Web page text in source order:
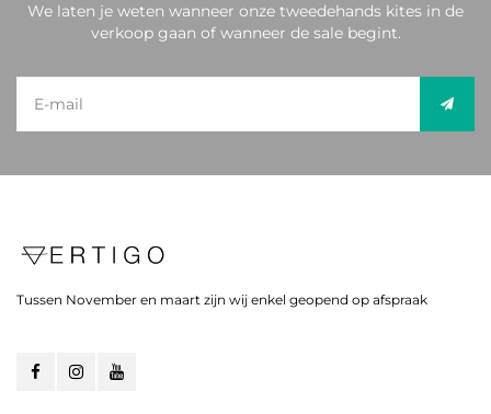
We laten je weten wanneer onze tweedehands kites in de
verkoop gaan of wanneer de sale begint.
Tussen November en maart zijn wij enkel geopend op afspraak